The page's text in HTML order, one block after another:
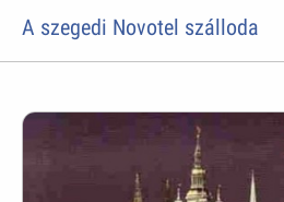
A szegedi Novotel szálloda